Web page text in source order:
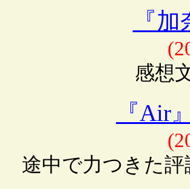
『
感想
『Air
途中で力つきた